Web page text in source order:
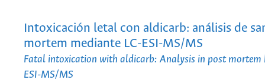
Intoxicación letal con aldicarb: análisis de
mortem mediante LC-ESI-MS/MS
Fatal intoxication with aldicarb: Analysis in post mortem
ESI-MS/MS